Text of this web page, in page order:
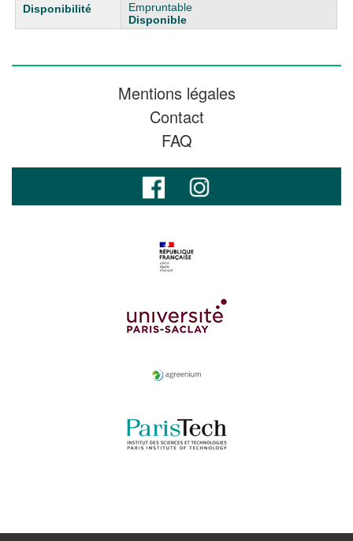
Empruntable
Disponible
Mentions légales
Contact
FAQ